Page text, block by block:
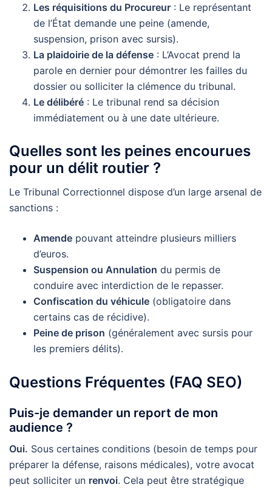
Les réquisitions du Procureur : Le représentant
de l’État demande une peine (amende,
suspension, prison avec sursis).
La plaidoirie de la défense : L’Avocat prend la
parole en dernier pour démontrer les failles du
dossier ou solliciter la clémence du tribunal.
Le délibéré : Le tribunal rend sa décision
immédiatement ou à une date ultérieure.
Quelles sont les peines encourues
pour un délit routier ?
Le Tribunal Correctionnel dispose d’un large arsenal de
sanctions :
Amende pouvant atteindre plusieurs milliers
d’euros.
Suspension ou Annulation du permis de
conduire avec interdiction de le repasser.
Confiscation du véhicule (obligatoire dans
certains cas de récidive).
Peine de prison (généralement avec sursis pour
les premiers délits).
Questions Fréquentes (FAQ SEO)
Puis-je demander un report de mon
audience ?
Oui. Sous certaines conditions (besoin de temps pour
préparer la défense, raisons médicales), votre avocat
peut solliciter un renvoi. Cela peut être stratégique